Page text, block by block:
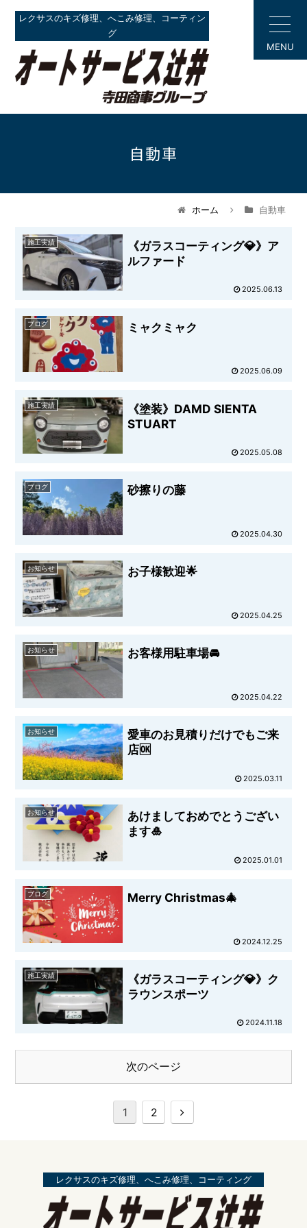
レクサスのキズ修理、へこみ修理、コーティン
グ
MENU
自動車
ホーム 自動車
施工実績
《ガラスコーティング💎》ア
ルファード
2025.06.13
ブログ ミャクミャク
2025.06.09
施工実績
《塗装》DAMD SIENTA
STUART
2025.05.08
ブログ 砂擦りの藤
2025.04.30
お知らせ お子様歓迎🌟
2025.04.25
お知らせ お客様用駐車場🚘
2025.04.22
お知らせ
愛車のお見積りだけでもご来
店🆗
2025.03.11
お知らせ
あけましておめでとうござい
ます🎍
2025.01.01
ブログ Merry Christmas🎄
2024.12.25
施工実績
《ガラスコーティング💎》ク
ラウンスポーツ
2024.11.18
次のページ
1 2
レクサスのキズ修理、へこみ修理、コーティング